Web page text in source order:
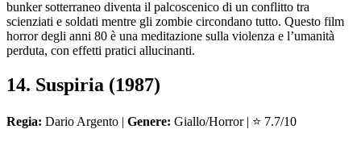
bunker sotterraneo diventa il palcoscenico di un conflitto tra
scienziati e soldati mentre gli zombie circondano tutto. Questo film
horror degli anni 80 è una meditazione sulla violenza e l’umanità
perduta, con effetti pratici allucinanti.
14. Suspiria (1987)
Regia: Dario Argento | Genere: Giallo/Horror | ⭐ 7.7/10